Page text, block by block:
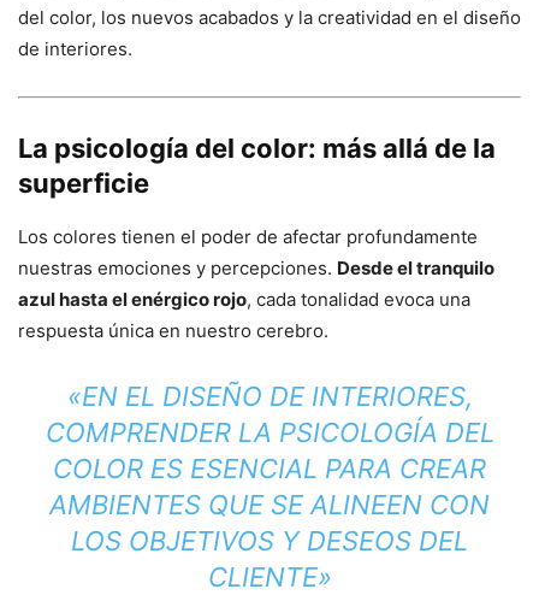
del color, los nuevos acabados y la creatividad en el diseño
de interiores.
La psicología del color: más allá de la
superficie
Los colores tienen el poder de afectar profundamente
nuestras emociones y percepciones. Desde el tranquilo
azul hasta el enérgico rojo, cada tonalidad evoca una
respuesta única en nuestro cerebro.
«EN EL DISEÑO DE INTERIORES,
COMPRENDER LA PSICOLOGÍA DEL
COLOR ES ESENCIAL PARA CREAR
AMBIENTES QUE SE ALINEEN CON
LOS OBJETIVOS Y DESEOS DEL
CLIENTE»